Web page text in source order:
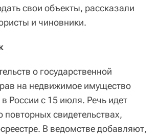
свои объекты, рассказали
и чиновники.
о государственной
на недвижимое имущество
России с 15 июля. Речь идет
повторных свидетельствах,
В ведомстве добавляют,